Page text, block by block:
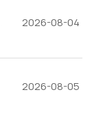
2026-08-04
2026-08-05